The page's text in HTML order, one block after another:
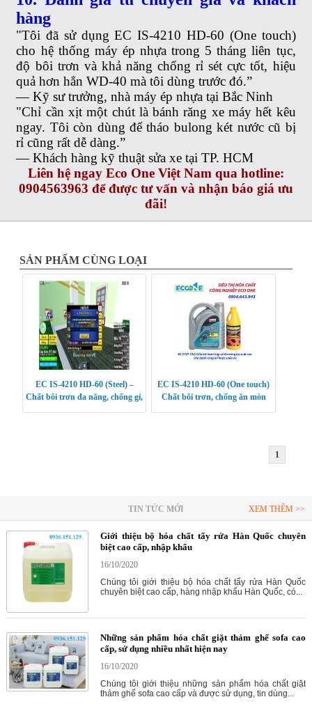
hàng
"Tôi đã sử dụng EC IS-4210 HD-60 (One touch)
cho hệ thống máy ép nhựa trong 5 tháng liên tục,
độ bôi trơn và khả năng chống rỉ sét cực tốt, hiệu
quả hơn hẳn WD-40 mà tôi dùng trước đó.”
— Kỹ sư trưởng, nhà máy ép nhựa tại Bắc Ninh
"Chỉ cần xịt một chút là bánh răng xe máy hết kêu
ngay. Tôi còn dùng để tháo bulong két nước cũ bị
rỉ cũng rất dễ dàng.”
— Khách hàng kỹ thuật sửa xe tại TP. HCM
Liên hệ ngay Eco One Việt Nam qua hotline:
0904563963 để được tư vấn và nhận báo giá ưu
đãi!
SẢN PHẨM CÙNG LOẠI
EC IS-4210 HD-60 (Steel) –
Chất bôi trơn đa năng, chống gỉ,
EC IS-4210 HD-60 (One touch)
Chất bôi trơn, chống ăn mòn
1
TIN TỨC MỚI XEM THÊM >>
Giới thiệu bộ hóa chất tẩy rửa Hàn Quốc chuyên
biệt cao cấp, nhập khẩu
16/10/2020
Chúng tôi giới thiệu bộ hóa chất tẩy rửa Hàn Quốc
chuyên biệt cao cấp, hàng nhập khẩu Hàn Quốc, có...
Những sản phẩm hóa chất giặt thảm ghế sofa cao
cấp, sử dụng nhiều nhất hiện nay
16/10/2020
Chúng tôi giới thiệu những sản phẩm hóa chất giặt
thảm ghế sofa cao cấp và được sử dụng, tin dùng...